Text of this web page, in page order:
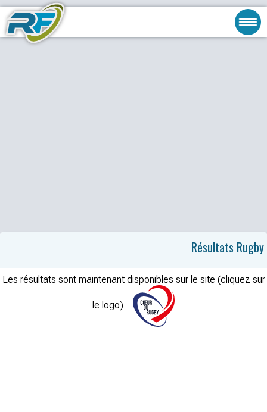
Résultats Rugby
Les résultats sont maintenant disponibles sur le site (cliquez sur
le logo)